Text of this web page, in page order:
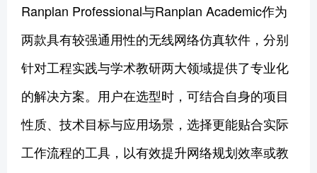
Ranplan Professional与Ranplan Academic作为
两款具有较强通用性的无线网络仿真软件，分别
针对工程实践与学术教研两大领域提供了专业化
的解决方案。用户在选型时，可结合自身的项目
性质、技术目标与应用场景，选择更能贴合实际
工作流程的工具，以有效提升网络规划效率或教